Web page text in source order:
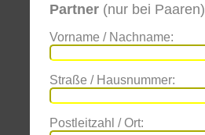
Partner (nur bei Paaren)
Vorname / Nachname:
Straße / Hausnummer:
Postleitzahl / Ort: